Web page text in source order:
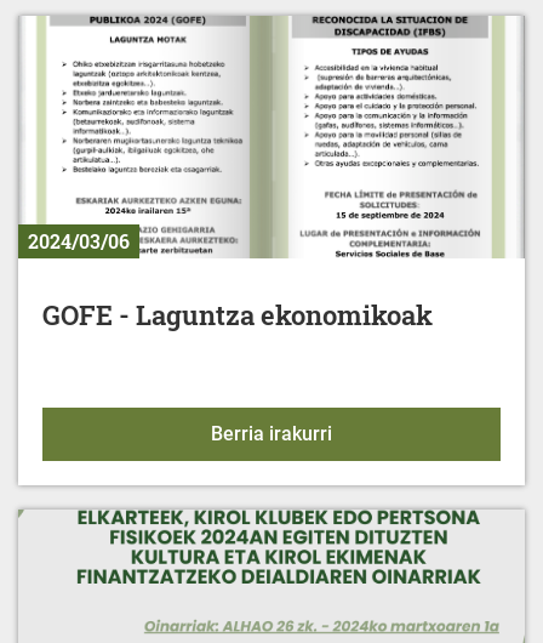
2024/03/06
GOFE - Laguntza ekonomikoak
Berria irakurri